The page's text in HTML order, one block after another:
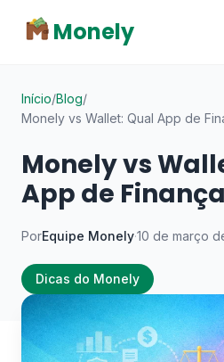
Monely
Início/Blog/
Monely vs Wallet: Qual App de
Monely vs
App de
PorEquipe Monely·10 de março
Dicas do Monely